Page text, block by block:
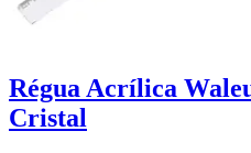
Régua Acrílica
Cristal